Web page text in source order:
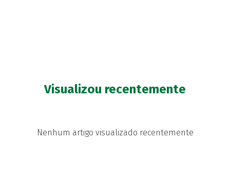
Visualizou recentemente
Nenhum artigo visualizado recentemente